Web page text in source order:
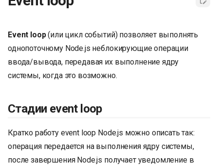
а
л
а
я
Event loop(или цикл событий) позволяет выполнять
однопоточному Node.js неблокирующие операции
ввода/вывода, передавая их выполнение ядру
системы, когда это возможно.
Стадии event loop
Кратко работу event loop Node.js можно описать так:
операция передается на выполнения ядру системы,
после завершения Node.js получает уведомление в